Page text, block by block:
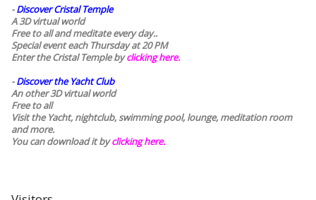
-Discover Cristal Temple
A 3D virtual world
Free to all and meditate every day..
Special event each Thursday at 20 PM
Enter the Cristal Temple byclicking here.
-Discover the Yacht Club
An other 3D virtual world
Free to all
Visit the Yacht, nightclub, swimming pool, lounge, meditation room
and more.
You can download it byclicking here.